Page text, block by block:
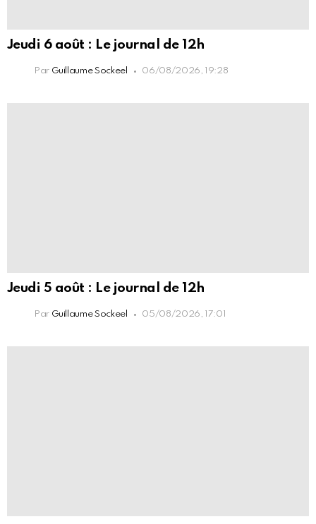
Jeudi 6 août : Le journal de 12h
Par Guillaume Sockeel 06/08/2026, 19:28
Jeudi 5 août : Le journal de 12h
Par Guillaume Sockeel 05/08/2026, 17:01